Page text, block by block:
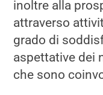
inoltre alla
attraverso
grado di
aspettative dei
che sono